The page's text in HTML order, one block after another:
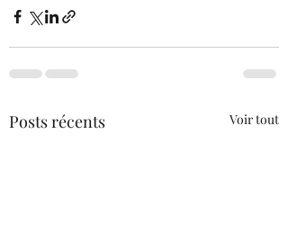
Posts récents Voir tout